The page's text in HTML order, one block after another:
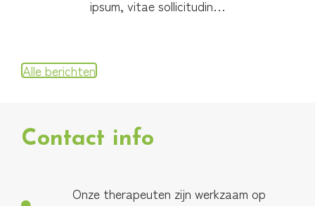
ipsum, vitae sollicitudin…
Alle berichten
Contact info
Onze therapeuten zijn werkzaam op